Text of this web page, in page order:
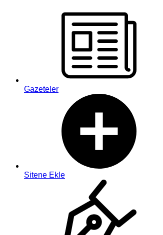
Gazeteler
Sitene Ekle